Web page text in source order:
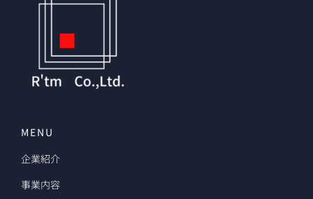
MENU
企業紹介
事業内容